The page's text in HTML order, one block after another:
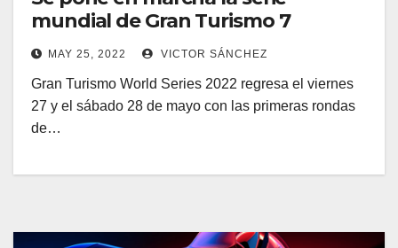
mundial de Gran Turismo 7
MAY 25, 2022 VICTOR SÁNCHEZ
Gran Turismo World Series 2022 regresa el viernes
27 y el sábado 28 de mayo con las primeras rondas
de…